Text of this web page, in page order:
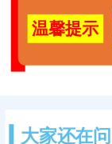
温馨提示
大家还在问